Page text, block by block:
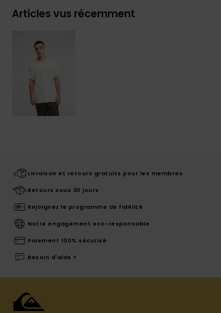
Articles vus récemment
Livraison et retours gratuits pour les membres
Retours sous 30 jours
Rejoignez le programme de fidélité
Notre engagement eco-responsable
Paiement 100% sécurisé
Besoin d'aide ?